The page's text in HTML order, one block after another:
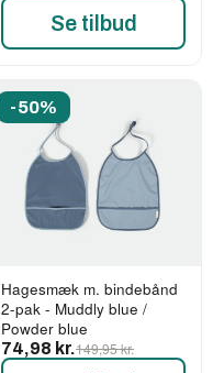
Se tilbud
-50%
Hagesmæk m. bindebånd
2-pak - Muddly blue /
Powder blue
74,98 kr.149,95 kr.